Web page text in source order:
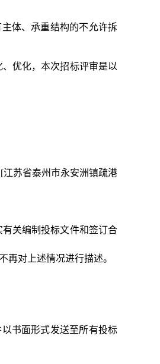
体、承重结构的不允许拆
优化，本次招标评审是以
江苏省泰州市永安洲镇疏港
关编制投标文件和签订合
对上述情况进行描述。
书面形式发送至所有投标